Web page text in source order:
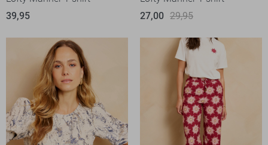
39,95
27,00 29,95